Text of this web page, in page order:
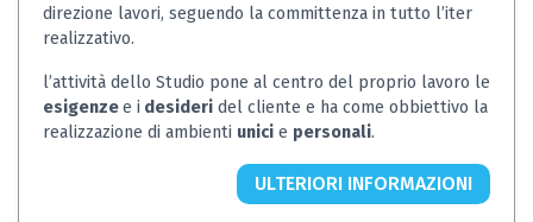
direzione lavori, seguendo la committenza in tutto l’iter
realizzativo.
l’attività dello Studio pone al centro del proprio lavoro le
esigenzee i desideri del cliente e ha come obbiettivo la
realizzazione di ambienti unici e personali.
ULTERIORI INFORMAZIONI